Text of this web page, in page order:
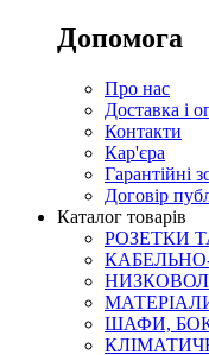
Допомога
Про нас
Доставка і
Контакти
Кар'єра
Гарантійні
Договір
Каталог товарів
РОЗЕТКИ
ШАФИ,